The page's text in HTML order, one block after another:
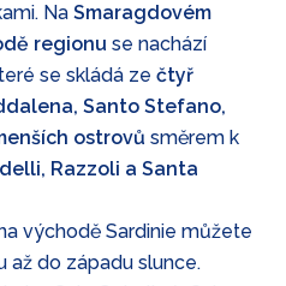
Na Smaragdovém
regionu se nachází
se skládá ze čtyř
Santo Stefano,
ostrovů směrem k
Razzoli a Santa
východě Sardinie můžete
až do západu slunce.